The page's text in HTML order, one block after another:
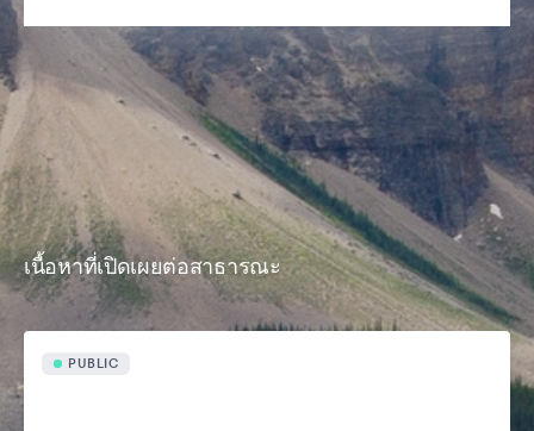
เนื้อหาที่เปิดเผยต่อสาธารณะ
PUBLIC